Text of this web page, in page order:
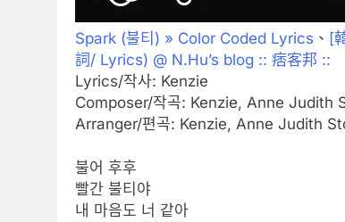
Spark (불티) » Color Coded Lyrics 、 [
詞/ Lyrics) @ N.Hu’s blog :: 痞客邦 ::
Lyrics/작사: Kenzie
Composer/작곡: Kenzie, Anne Judith
Arranger/편곡: Kenzie, Anne Judith
불어 후후
빨간 불티야
내 마음도 너 같아